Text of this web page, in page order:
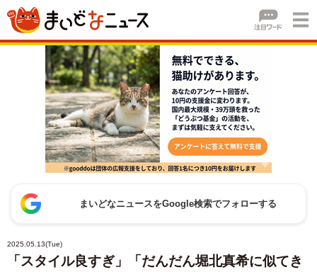
まいどなニュースをGoogle検索でフォローする
2025.05.13(Tue)
「スタイル良すぎ」「だんだん堀北真希に似てき